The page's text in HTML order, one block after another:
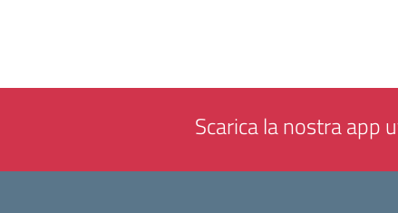
Scarica la nostra app